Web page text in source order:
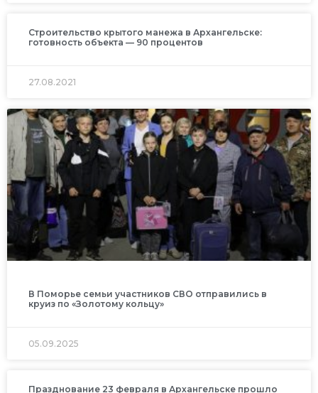
Строительство крытого манежа в Архангельске:
готовность объекта — 90 процентов
27.08.2021
В Поморье семьи участников СВО отправились в
круиз по «Золотому кольцу»
05.09.2025
Празднование 23 февраля в Архангельске прошло